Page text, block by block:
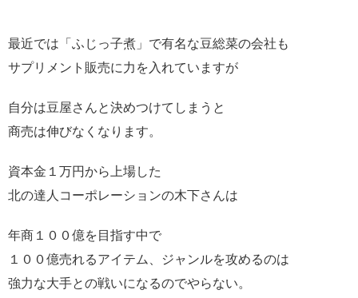
最近では「ふじっ子煮」で有名な豆総菜の会社も
サプリメント販売に力を入れていますが
自分は豆屋さんと決めつけてしまうと
商売は伸びなくなります。
資本金１万円から上場した
北の達人コーポレーションの木下さんは
年商１００億を目指す中で
１００億売れるアイテム、ジャンルを攻めるのは
強力な大手との戦いになるのでやらない。